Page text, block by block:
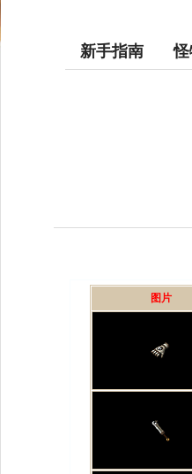
新手指南 怪